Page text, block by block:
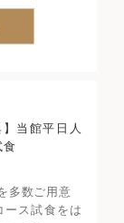
掴め、忙し
アです。
当館平日人
多数ご用意
ース試食をは